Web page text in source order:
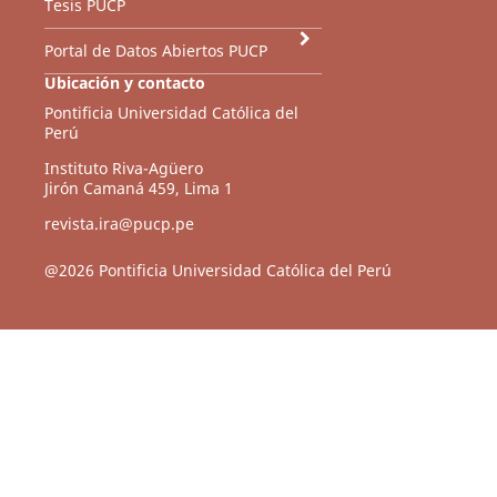
Tesis PUCP
Portal de Datos Abiertos PUCP
Ubicación y contacto
Pontificia Universidad Católica del
Perú
Instituto Riva-Agüero
Jirón Camaná 459, Lima 1
revista.ira@pucp.pe
@2026 Pontificia Universidad Católica del Perú